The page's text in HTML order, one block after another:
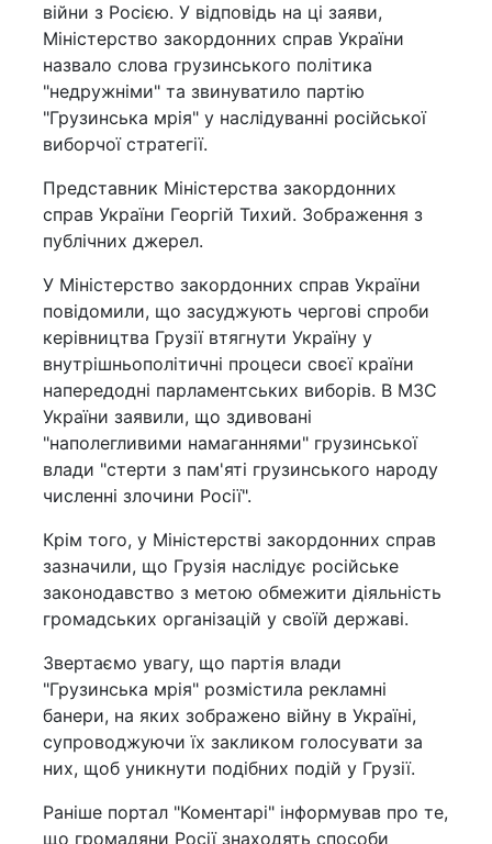
війни з Росією. У відповідь на ці заяви,
Міністерство закордонних справ України
назвало слова грузинського політика
"недружніми" та звинуватило партію
"Грузинська мрія" у наслідуванні російської
виборчої стратегії.
Представник Міністерства закордонних
справ України Георгій Тихий. Зображення з
публічних джерел.
У Міністерство закордонних справ України
повідомили, що засуджують чергові спроби
керівництва Грузії втягнути Україну у
внутрішньополітичні процеси своєї країни
напередодні парламентських виборів. В МЗС
України заявили, що здивовані
"наполегливими намаганнями" грузинської
влади "стерти з пам'яті грузинського народу
численні злочини Росії".
Крім того, у Міністерстві закордонних справ
зазначили, що Грузія наслідує російське
законодавство з метою обмежити діяльність
громадських організацій у своїй державі.
Звертаємо увагу, що партія влади
"Грузинська мрія" розмістила рекламні
банери, на яких зображено війну в Україні,
супроводжуючи їх закликом голосувати за
них, щоб уникнути подібних подій у Грузії.
Раніше портал "Коментарі" інформував про те,
що громадяни Росії знаходять способи